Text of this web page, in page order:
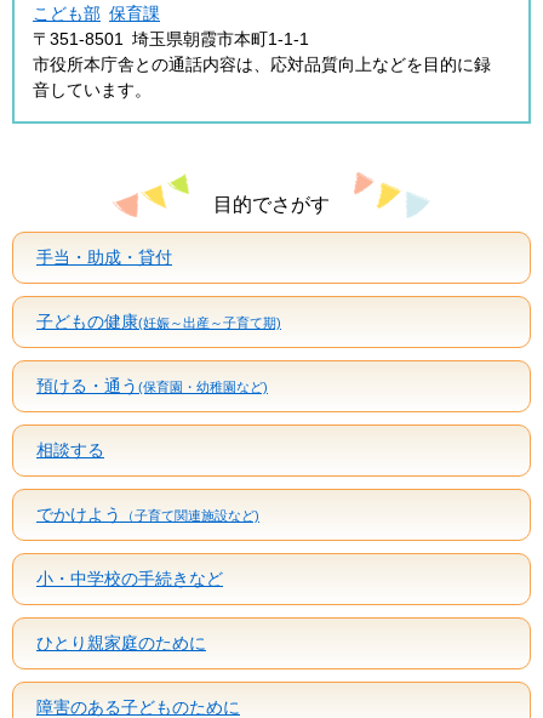
こども部 保育課
〒351-8501
埼玉県朝霞市本町1-1-1
市役所本庁舎との通話内容は、応対品質向上などを目的に録
音しています。
目的でさがす
手当・助成・貸付
子どもの健康(妊娠～出産～子育て期)
預ける・通う (保育園・幼稚園など)
相談する
でかけよう （子育て関連施設など)
小・中学校の手続きなど
ひとり親家庭のために
障害のある子どものために